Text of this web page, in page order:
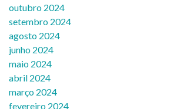
outubro 2024
setembro 2024
agosto 2024
junho 2024
maio 2024
abril 2024
março 2024
fevereiro 2024